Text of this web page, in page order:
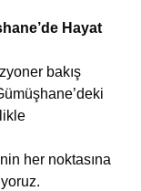
Hayat
bakış
her noktasına